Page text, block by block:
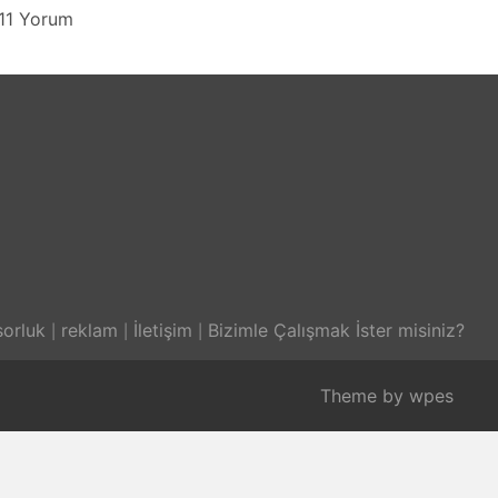
11 Yorum
reklam İletişim Bizimle Çalışmak İster misiniz?
Theme by wpes